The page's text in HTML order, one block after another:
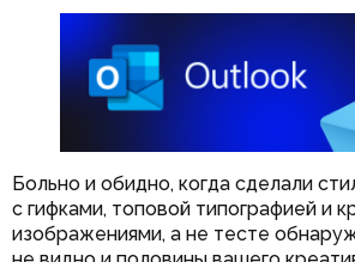
Больно и обидно, когда сделали
с гифками, топовой типографией и
изображениями, а не тесте